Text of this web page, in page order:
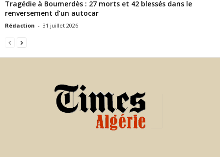
Tragédie à Boumerdès : 27 morts et 42 blessés dans le
renversement d’un autocar
Rédaction - 31 juillet 2026